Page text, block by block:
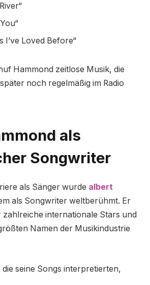
I’ve Loved Before“
Hammond zeitlose Musik, die
noch regelmäßig im Radio
als
Songwriter
als Sänger wurde albert
als Songwriter weltberühmt. Er
internationale Stars und
Namen der Musikindustrie
seine Songs interpretierten,